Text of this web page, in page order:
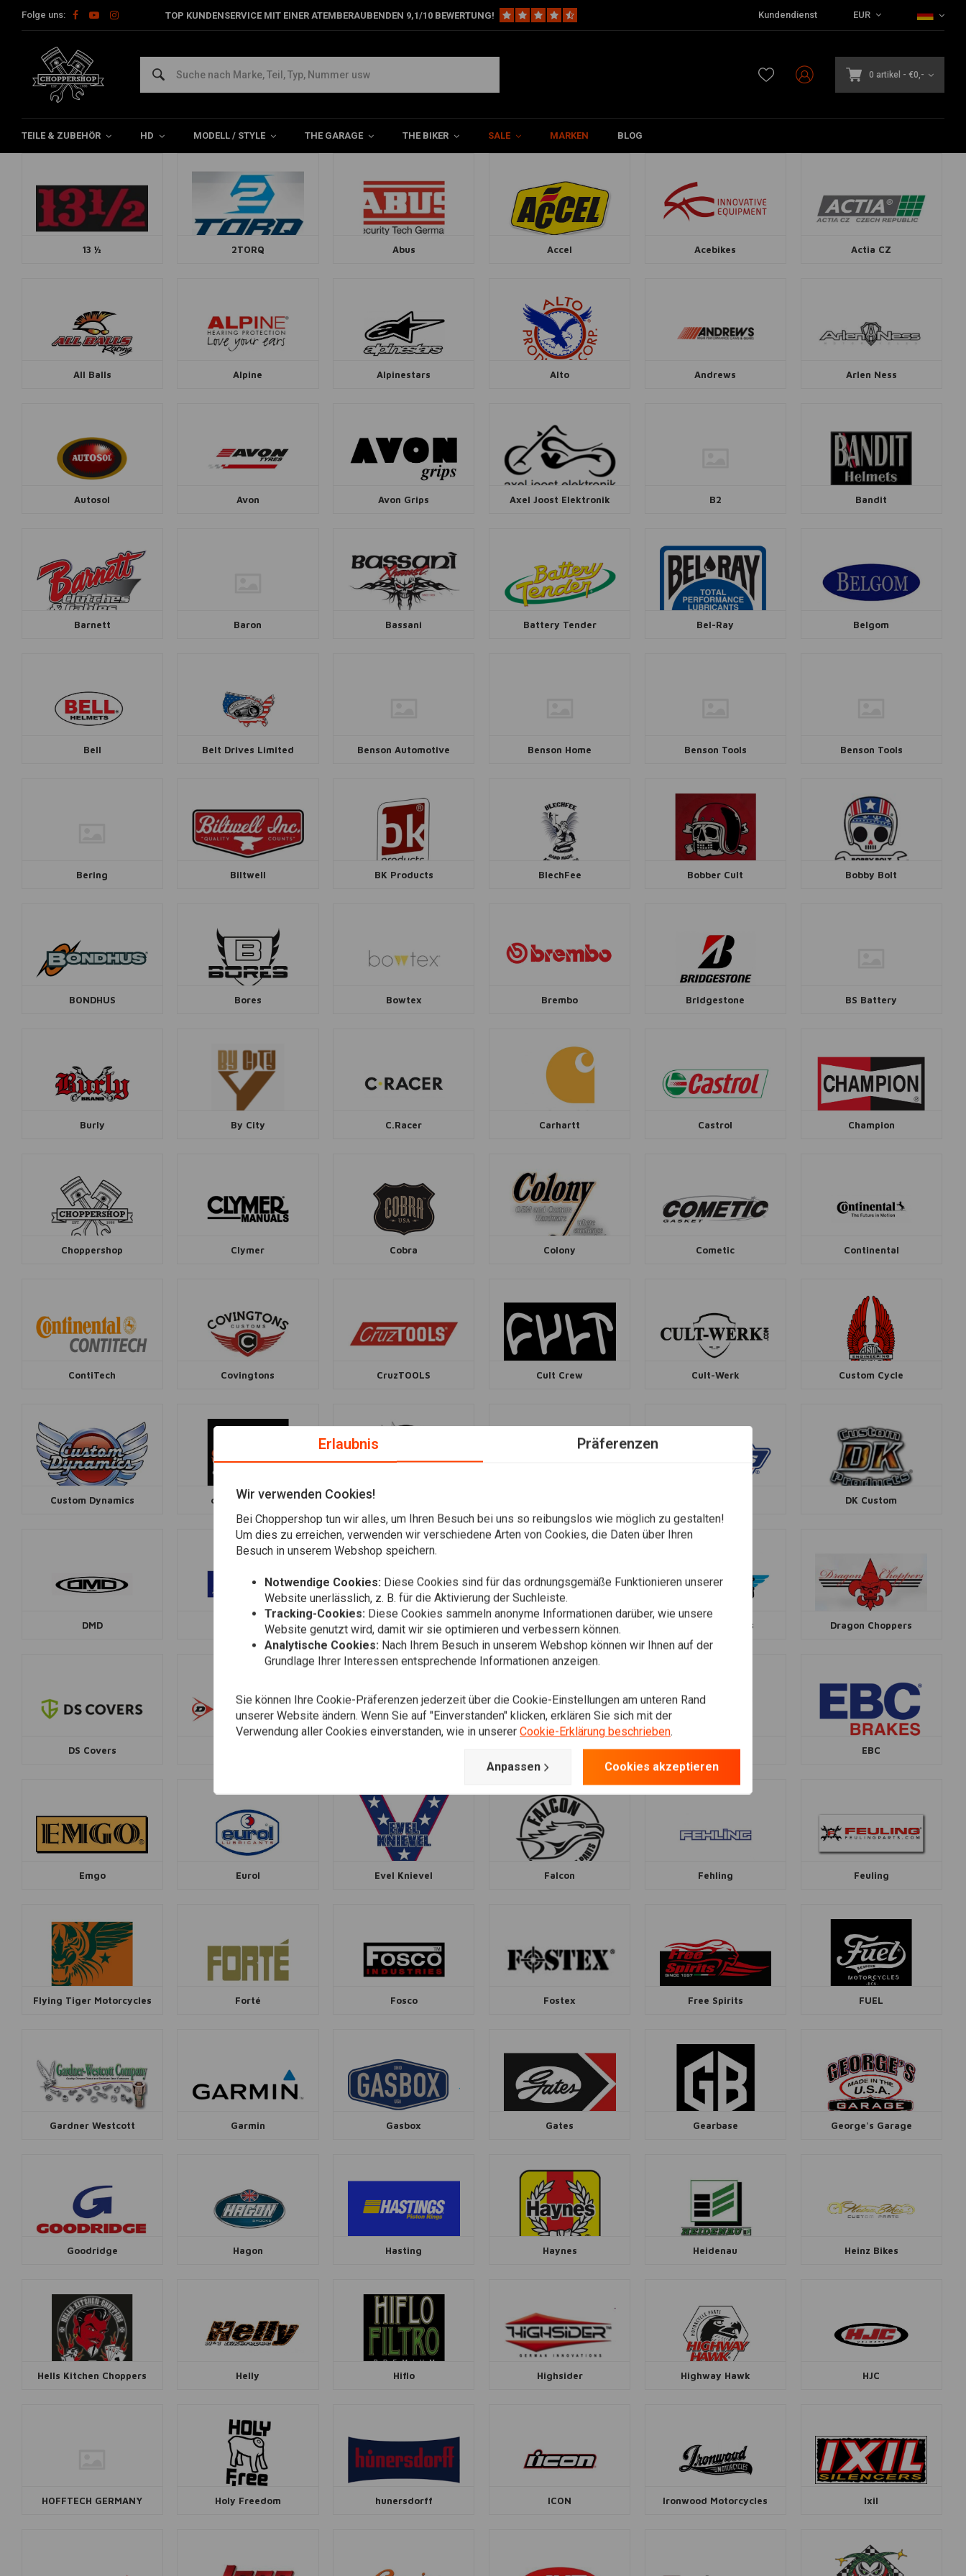
Folge uns: TOP KUNDENSERVICE MIT EINER ATEMBERAUBENDEN 9,1/10 BEWERTUNG! Kundendienst EUR
0 artikel - €0,-
TEILE & ZUBEHÖR HD MODELL / STYLE THE GARAGE THE BIKER SALE MARKEN BLOG
Home Marken
Marken
13 ½ 2TORQ Abus Accel Acebikes Actia CZ
All Balls Alpine Alpinestars Alto Andrews Arlen Ness
Autosol Avon Avon Grips Axel Joost Elektronik B2 Bandit
Barnett Baron Bassani Battery Tender Bel-Ray Belgom
Bell Belt Drives Limited Benson Automotive Benson Home Benson Tools Benson Tools
Bering Biltwell BK Products BlechFee Bobber Cult Bobby Bolt
BONDHUS Bores Bowtex Brembo Bridgestone BS Battery
Burly By City C.Racer Carhartt Castrol Champion
Choppershop Clymer Cobra Colony Cometic Continental
ContiTech Covingtons CruzTOOLS Cult Crew Cult-Werk Custom Cycle
Custom Dynamics cv performance Cycle Visions DK Custom
DMD Domino Double G Baggers Drag Specialties Dragon Choppers
DS Covers Easyriders EBC
Emgo Eurol Evel Knievel Falcon Fehling Feuling
Flying Tiger Motorcycles Forté Fosco Fostex Free Spirits FUEL
Gardner Westcott Garmin Gasbox Gates Gearbase George's Garage
Goodridge Hagon Hasting Haynes Heidenau Heinz Bikes
Hells Kitchen Choppers Helly Hiflo Highsider Highway Hawk HJC
HOFFTECH GERMANY Holy Freedom hunersdorff ICON Ironwood Motorcycles Ixil
Erlaubnis Präferenzen
Wir verwenden Cookies!
Bei Choppershop tun wir alles, um Ihren Besuch bei uns so reibungslos wie möglich zu gestalten!
Um dies zu erreichen, verwenden wir verschiedene Arten von Cookies, die Daten über Ihren
Besuch in unserem Webshop speichern.
Notwendige Cookies: Diese Cookies sind für das ordnungsgemäße Funktionieren unserer
Website unerlässlich, z. B. für die Aktivierung der Suchleiste.
Tracking-Cookies: Diese Cookies sammeln anonyme Informationen darüber, wie unsere
Website genutzt wird, damit wir sie optimieren und verbessern können.
Analytische Cookies: Nach Ihrem Besuch in unserem Webshop können wir Ihnen auf der
Grundlage Ihrer Interessen entsprechende Informationen anzeigen.
Sie können Ihre Cookie-Präferenzen jederzeit über die Cookie-Einstellungen am unteren Rand
unserer Website ändern. Wenn Sie auf "Einverstanden" klicken, erklären Sie sich mit der
Verwendung aller Cookies einverstanden, wie in unserer Cookie-Erklärung beschrieben.
Anpassen Cookies akzeptieren